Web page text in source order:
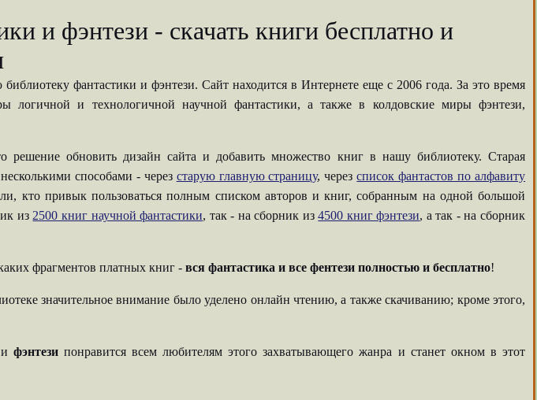
и фэнтези - скачать книги бесплатно и
фантастики и фэнтези. Сайт находится в Интернете еще с 2006 года. За это время
логичной и технологичной научной фантастики, а также в колдовские миры фэнтези,
обновить дизайн сайта и добавить множество книг в нашу библиотеку. Старая
способами - через старую главную страницу, черезсписок фантастов по алфавиту
кто привык пользоваться полным списком авторов и книг, собранным на одной большой
из 2500 книг научной фантастики, так - на сборник из4500 книг фэнтези, а так - на сборник
фрагментов платных книг - вся фантастика и все фентези полностью и бесплатно!
значительное внимание было уделено онлайн чтению, а также скачиванию; кроме этого,
фэнтезипонравится всем любителям этого захватывающего жанра и станет окном в этот